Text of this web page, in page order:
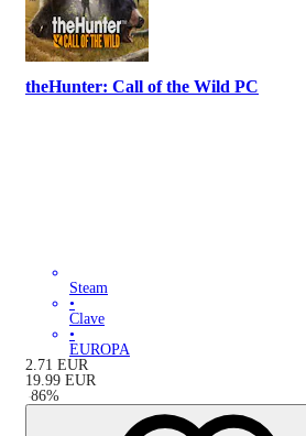
theHunter: Call of the Wild PC
Steam
•
Clave
•
EUROPA
2.71 EUR
19.99 EUR
-86%